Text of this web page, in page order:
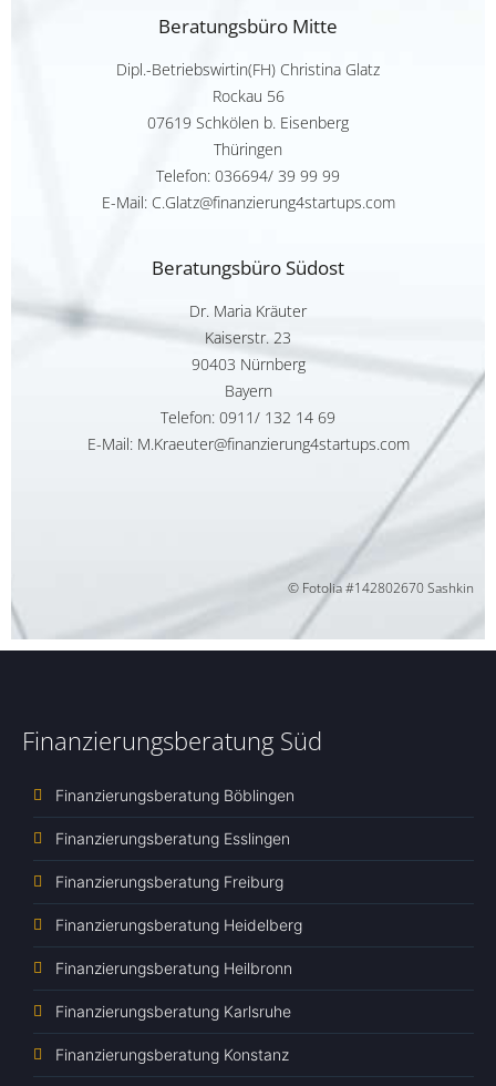
Beratungsbüro Mitte
Dipl.-Betriebswirtin(FH) Christina Glatz
Rockau 56
07619 Schkölen b. Eisenberg
Thüringen
Telefon: 036694/ 39 99 99
E-Mail: C.Glatz@finanzierung4startups.com
Beratungsbüro Südost
Dr. Maria Kräuter
Kaiserstr. 23
90403 Nürnberg
Bayern
Telefon: 0911/ 132 14 69
E-Mail: M.Kraeuter@finanzierung4startups.com
© Fotolia #142802670 Sashkin
Finanzierungsberatung Süd
Finanzierungsberatung Böblingen
Finanzierungsberatung Esslingen
Finanzierungsberatung Freiburg
Finanzierungsberatung Heidelberg
Finanzierungsberatung Heilbronn
Finanzierungsberatung Karlsruhe
Finanzierungsberatung Konstanz